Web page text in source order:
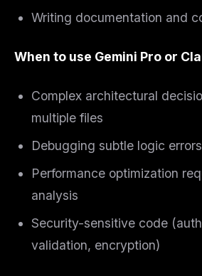
Writing documentation and
When to use Gemini Pro or
Complex architectural
multiple files
Debugging subtle logic errors
Performance optimization
analysis
Security-sensitive code
validation, encryption)